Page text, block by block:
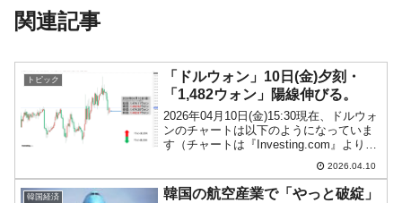
関連記事
トピック
「ドルウォン」10日(金)夕刻・
「1,482ウォン」陽線伸びる。
2026年04月10日(金)15:30現在、ドルウォ
ンのチャートは以下のようになっていま
す（チャートは『Investing.com』より引
用）。陽線が伸びました。現在のところ
「1ドル＝1,482ウォン」近辺の攻防とな
っています。ローソク足1...
2026.04.10
韓国経済
韓国の航空産業で「やっと破綻」